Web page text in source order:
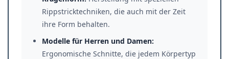
Rippstricktechniken, die auch mit der Zeit
ihre Form behalten.
Modelle für Herren und Damen:
Ergonomische Schnitte, die jedem Körpertyp